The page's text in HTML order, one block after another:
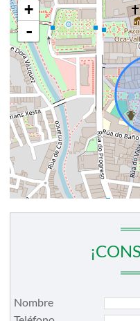
+
-
Nombre